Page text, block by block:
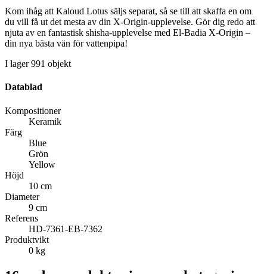
Kom ihåg att Kaloud Lotus säljs separat, så se till att skaffa en om
du vill få ut det mesta av din X-Origin-upplevelse. Gör dig redo att
njuta av en fantastisk shisha-upplevelse med El-Badia X-Origin –
din nya bästa vän för vattenpipa!
I lager 991 objekt
Datablad
Kompositioner
Keramik
Färg
Blue
Grön
Yellow
Höjd
10 cm
Diameter
9 cm
Referens
HD-7361-EB-7362
Produktvikt
0 kg